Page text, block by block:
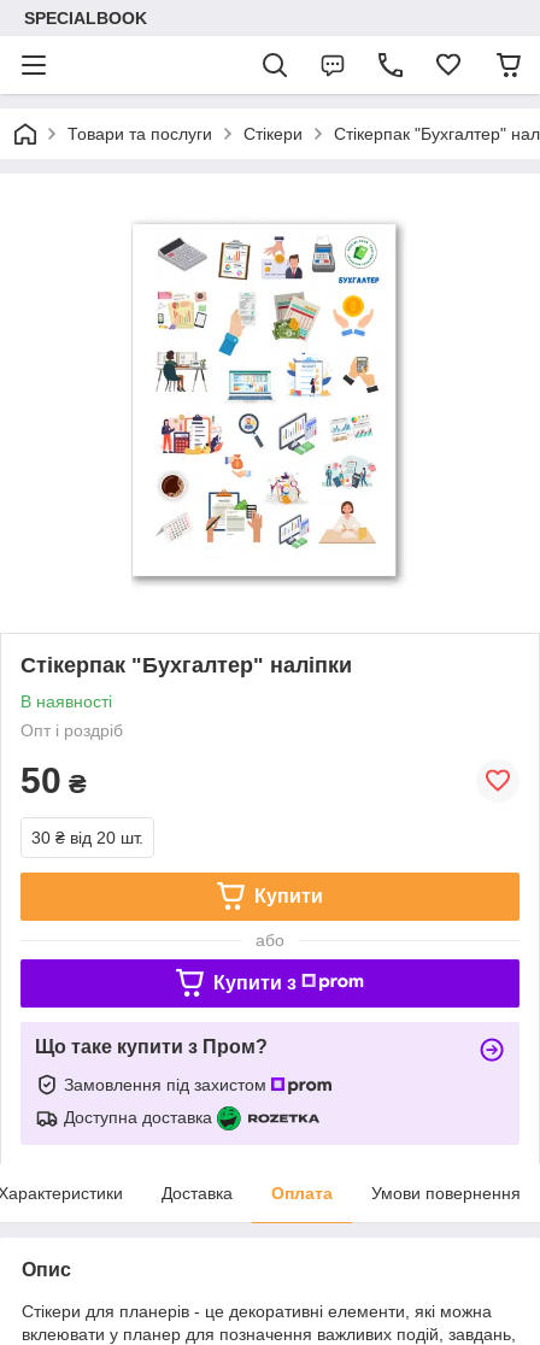
SPECIALBOOK
Товари та послуги Стікери Стікерпак "Бухгалтер"
Стікерпак "Бухгалтер" наліпки
В наявності
Опт і роздріб
50 ₴
30 ₴ від 20 шт.
Купити
або
Купити з
Що таке купити з Пром?
Замовлення під захистом
Доступна доставка
Доставка Оплата Умови повернення
Опис
Стікери для планерів - це декоративні елементи, які можна
вклеювати у планер для позначення важливих подій, завдань,